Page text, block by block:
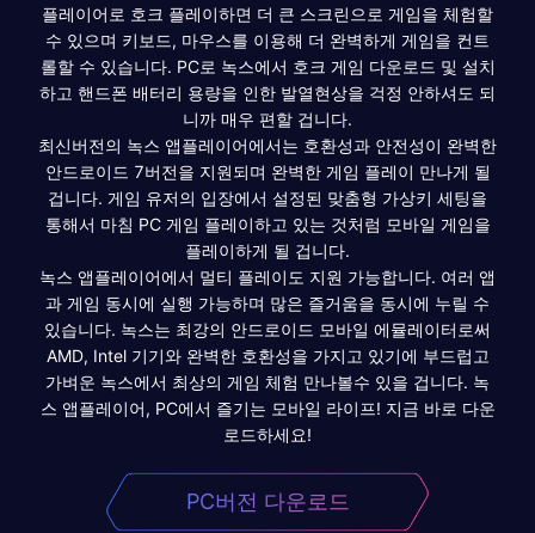
플레이어로 호크 플레이하면 더 큰 스크린으로 게임을 체험할
수 있으며 키보드, 마우스를 이용해 더 완벽하게 게임을 컨트
롤할 수 있습니다. PC로 녹스에서 호크 게임 다운로드 및 설치
하고 핸드폰 배터리 용량을 인한 발열현상을 걱정 안하셔도 되
니까 매우 편할 겁니다.
최신버전의 녹스 앱플레이어에서는 호환성과 안전성이 완벽한
안드로이드 7버전을 지원되며 완벽한 게임 플레이 만나게 될
겁니다. 게임 유저의 입장에서 설정된 맞춤형 가상키 세팅을
통해서 마침 PC 게임 플레이하고 있는 것처럼 모바일 게임을
플레이하게 될 겁니다.
녹스 앱플레이어에서 멀티 플레이도 지원 가능합니다. 여러 앱
과 게임 동시에 실행 가능하며 많은 즐거움을 동시에 누릴 수
있습니다. 녹스는 최강의 안드로이드 모바일 에뮬레이터로써
AMD, Intel 기기와 완벽한 호환성을 가지고 있기에 부드럽고
가벼운 녹스에서 최상의 게임 체험 만나볼수 있을 겁니다. 녹
스 앱플레이어, PC에서 즐기는 모바일 라이프! 지금 바로 다운
로드하세요!
PC버전 다운로드